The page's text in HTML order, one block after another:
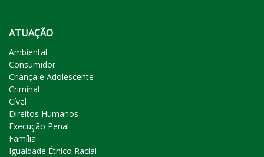
ATUAÇÃO
Ambiental
Consumidor
Criança e Adolescente
Criminal
Cível
Direitos Humanos
Execução Penal
Família
Igualdade Étnico Racial